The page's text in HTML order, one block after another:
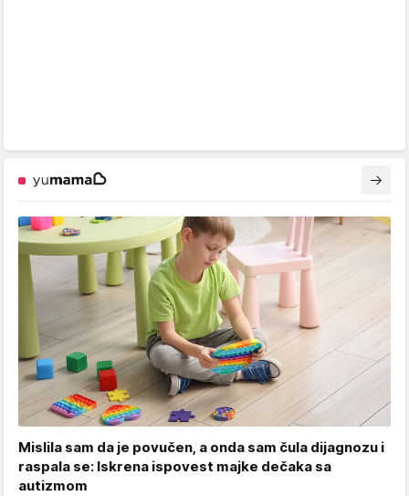
Mislila sam da je povučen, a onda sam čula dijagnozu i
raspala se: Iskrena ispovest majke dečaka sa
autizmom